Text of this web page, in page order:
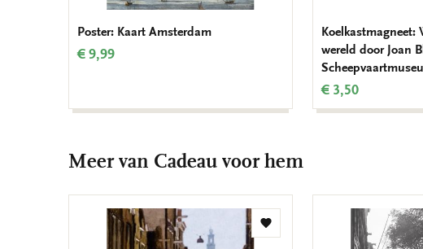
Poster: Kaart Amsterdam
€ 9,99
Koelkastmagneet:
wereld door Joan
€ 3,50
Meer van Cadeau voor hem
Toevoegen